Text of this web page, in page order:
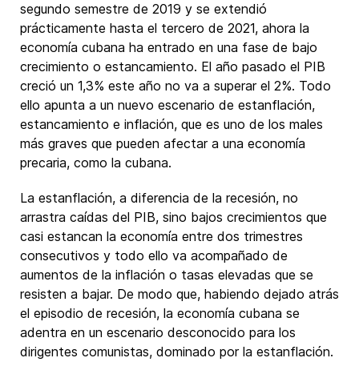
segundo semestre de 2019 y se extendió
prácticamente hasta el tercero de 2021, ahora la
economía cubana ha entrado en una fase de bajo
crecimiento o estancamiento. El año pasado el PIB
creció un 1,3% este año no va a superar el 2%. Todo
ello apunta a un nuevo escenario de estanflación,
estancamiento e inflación, que es uno de los males
más graves que pueden afectar a una economía
precaria, como la cubana.
La estanflación, a diferencia de la recesión, no
arrastra caídas del PIB, sino bajos crecimientos que
casi estancan la economía entre dos trimestres
consecutivos y todo ello va acompañado de
aumentos de la inflación o tasas elevadas que se
resisten a bajar. De modo que, habiendo dejado atrás
el episodio de recesión, la economía cubana se
adentra en un escenario desconocido para los
dirigentes comunistas, dominado por la estanflación.